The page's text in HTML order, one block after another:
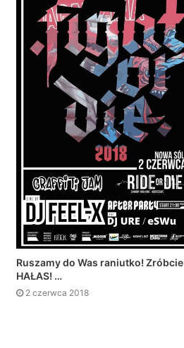
Ruszamy do Was raniutko! Zróbcie
HAŁAS! …
2 czerwca 2018